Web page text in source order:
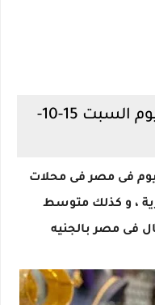
اسعار الذهب فى مصر اليوم السبت 15-10-
فى مصر فى محلات
، و كذلك متوسط
فى مصر بالجنيه